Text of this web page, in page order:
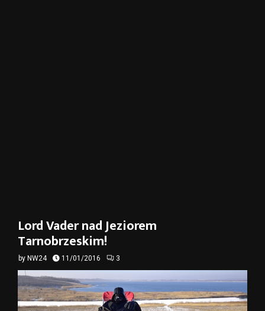
Lord Vader nad Jeziorem
Tarnobrzeskim!
by NW24 11/01/2016 3